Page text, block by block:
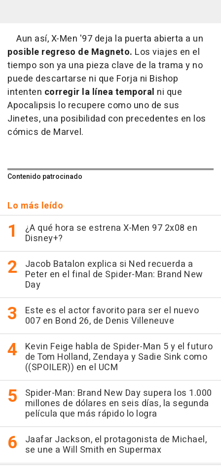
Aun así, X-Men '97 deja la puerta abierta a un
posible regreso de Magneto. Los viajes en el
tiempo son ya una pieza clave de la trama y no
puede descartarse ni que Forja ni Bishop
intenten corregir la línea temporal ni que
Apocalipsis lo recupere como uno de sus
Jinetes, una posibilidad con precedentes en los
cómics de Marvel.
Contenido patrocinado
Lo más leído
¿A qué hora se estrena X-Men 97 2x08 en
Disney+?
Jacob Batalon explica si Ned recuerda a
Peter en el final de Spider-Man: Brand New
Day
Este es el actor favorito para ser el nuevo
007 en Bond 26, de Denis Villeneuve
Kevin Feige habla de Spider-Man 5 y el futuro
de Tom Holland, Zendaya y Sadie Sink como
((SPOILER)) en el UCM
Spider-Man: Brand New Day supera los 1.000
millones de dólares en seis días, la segunda
película que más rápido lo logra
Jaafar Jackson, el protagonista de Michael,
se une a Will Smith en Supermax